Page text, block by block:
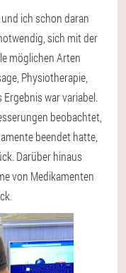
ich schon daran
sich mit der
möglichen Arten
Physiotherapie,
war variabel.
beobachtet,
beendet hatte,
Darüber hinaus
von Medikamenten